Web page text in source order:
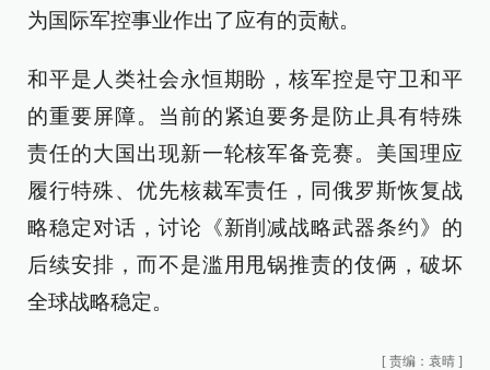
为国际军控事业作出了应有的贡献。
和平是人类社会永恒期盼，核军控是守卫和平
的重要屏障。当前的紧迫要务是防止具有特殊
责任的大国出现新一轮核军备竞赛。美国理应
履行特殊、优先核裁军责任，同俄罗斯恢复战
略稳定对话，讨论《新削减战略武器条约》的
后续安排，而不是滥用甩锅推责的伎俩，破坏
全球战略稳定。
[ 责编：袁晴 ]